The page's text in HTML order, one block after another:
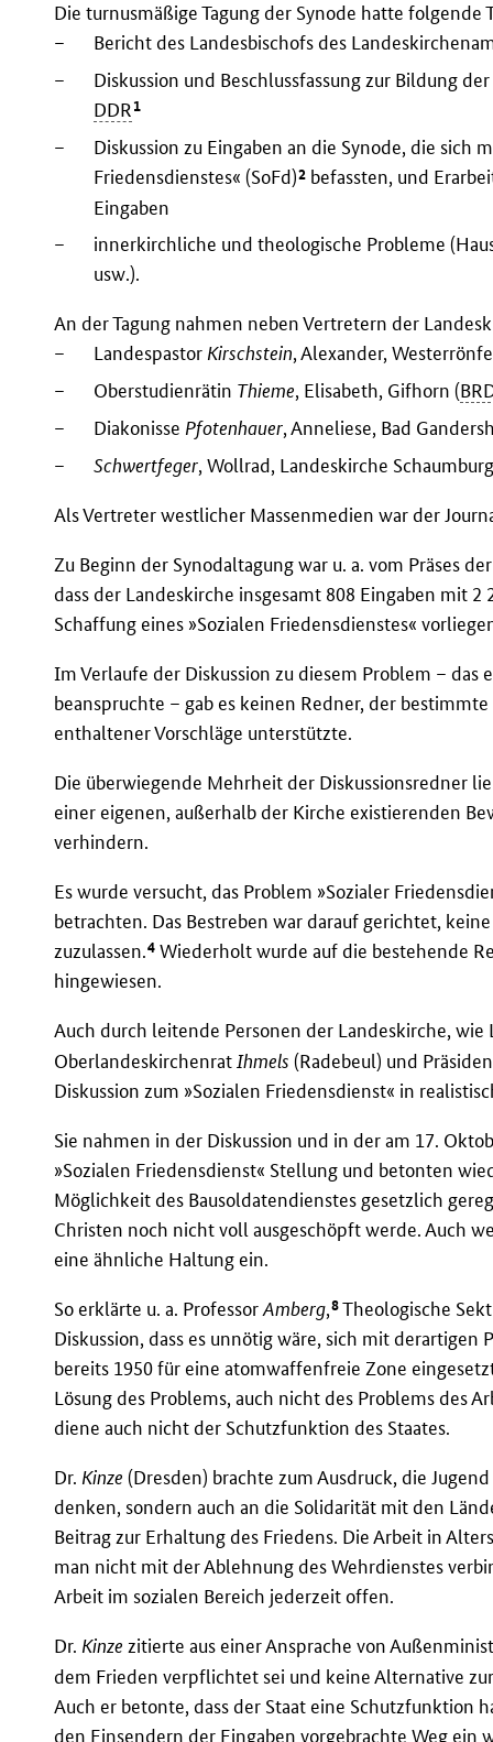
Die turnusmäßige Tagung der Synode hatte folgende
–
Bericht des Landesbischofs des
–
Diskussion und Beschlussfassung zur Bildung
DDR1
–
Diskussion zu Eingaben an die Synode, die sich
Friedensdienstes« (SoFd)2 befassten, und
Eingaben
–
innerkirchliche und theologische Probleme
usw.).
An der Tagung nahmen neben Vertretern der
–
Landespastor Kirschstein, Alexander,
–
Oberstudienrätin Thieme, Elisabeth, Gifhorn (
–
Diakonisse Pfotenhauer, Anneliese, Bad
–
Schwertfeger, Wollrad, Landeskirche
Als Vertreter westlicher Massenmedien war der
Zu Beginn der Synodaltagung war u. a. vom Präses
dass der Landeskirche insgesamt 808 Eingaben mit
Schaffung eines »Sozialen Friedensdienstes«
Im Verlaufe der Diskussion zu diesem Problem –
beanspruchte – gab es keinen Redner, der
enthaltener Vorschläge unterstützte.
Die überwiegende Mehrheit der Diskussionsredner
einer eigenen, außerhalb der Kirche existierenden
verhindern.
Es wurde versucht, das Problem »Sozialer
betrachten. Das Bestreben war darauf gerichtet,
zuzulassen.4 Wiederholt wurde auf die bestehende
hingewiesen.
Auch durch leitende Personen der Landeskirche, wie
Oberlandeskirchenrat Ihmels (Radebeul) und
Diskussion zum »Sozialen Friedensdienst« in
Sie nahmen in der Diskussion und in der am 17.
»Sozialen Friedensdienst« Stellung und betonten
Möglichkeit des Bausoldatendienstes gesetzlich
Christen noch nicht voll ausgeschöpft werde. Auch
eine ähnliche Haltung ein.
So erklärte u. a. ProfessorAmberg,8Theologische
Diskussion, dass es unnötig wäre, sich mit
bereits 1950 für eine atomwaffenfreie Zone
Lösung des Problems, auch nicht des Problems des
diene auch nicht der Schutzfunktion des Staates.
Dr. Kinze (Dresden) brachte zum Ausdruck, die
denken, sondern auch an die Solidarität mit den
Beitrag zur Erhaltung des Friedens. Die Arbeit in
man nicht mit der Ablehnung des Wehrdienstes
Arbeit im sozialen Bereich jederzeit offen.
Dr. Kinze zitierte aus einer Ansprache von
dem Frieden verpflichtet sei und keine Alternative
Auch er betonte, dass der Staat eine Schutzfunktion
den Einsendern der Eingaben vorgebrachte Weg ein